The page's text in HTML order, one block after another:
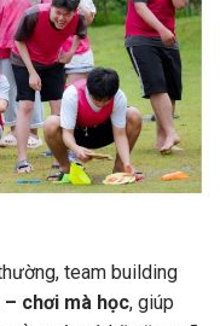
team building
chơi mà học, giúp